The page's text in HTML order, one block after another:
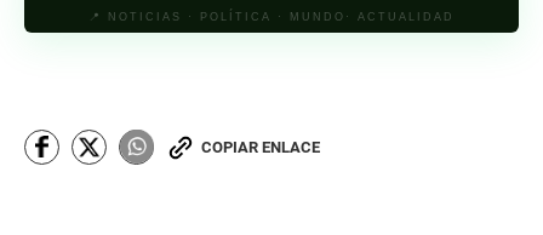
📍 NOTICIAS · POLÍTICA · MUNDO· ACTUALIDAD
COPIAR ENLACE